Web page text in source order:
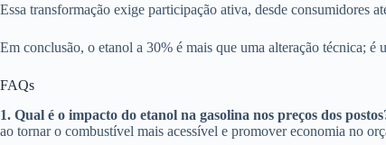
Essa transformação exige participação ativa, desde consumidores
Em conclusão, o etanol a 30% é mais que uma alteração técnica;
FAQs
1. Qual é o impacto do etanol na gasolina nos preços dos
ao tornar o combustível mais acessível e promover economia no